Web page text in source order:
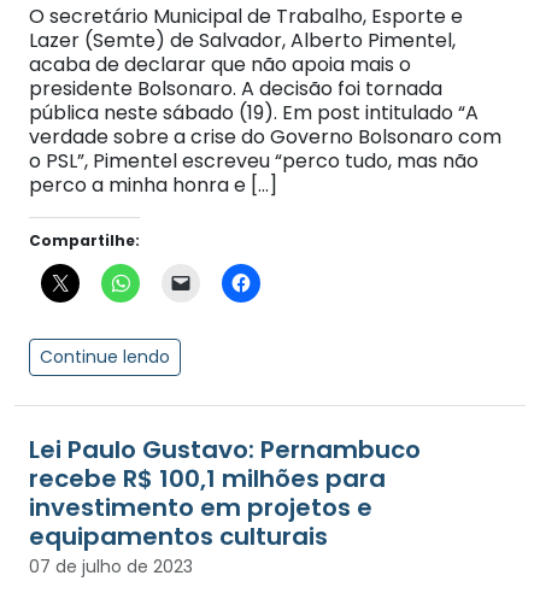
O secretário Municipal de Trabalho, Esporte e
Lazer (Semte) de Salvador, Alberto Pimentel,
acaba de declarar que não apoia mais o
presidente Bolsonaro. A decisão foi tornada
pública neste sábado (19). Em post intitulado “A
verdade sobre a crise do Governo Bolsonaro com
o PSL”, Pimentel escreveu “perco tudo, mas não
perco a minha honra e […]
Compartilhe:
Continue lendo
Lei Paulo Gustavo: Pernambuco
recebe R$ 100,1 milhões para
investimento em projetos e
equipamentos culturais
07 de julho de 2023